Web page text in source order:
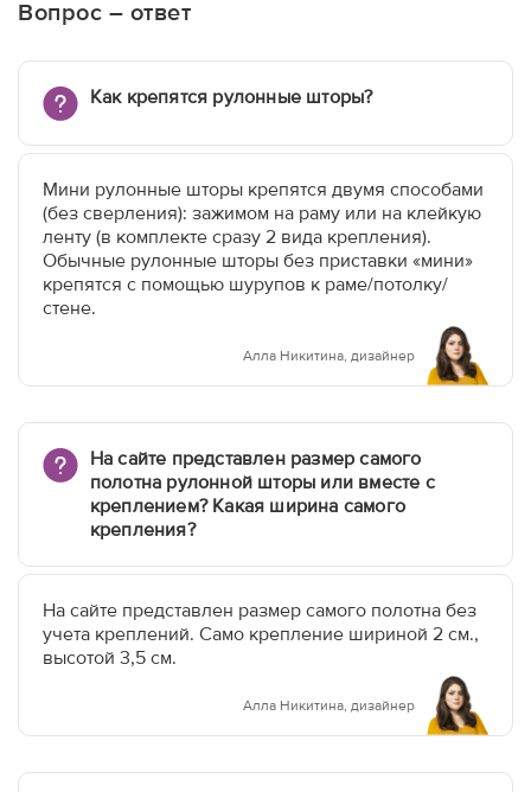
Вопрос – ответ
Как крепятся рулонные шторы?
Мини рулонные шторы крепятся двумя способами
(без сверления): зажимом на раму или на клейкую
ленту (в комплекте сразу 2 вида крепления).
Обычные рулонные шторы без приставки «мини»
крепятся с помощью шурупов к раме/потолку/
стене.
Алла Никитина, дизайнер
На сайте представлен размер самого
полотна рулонной шторы или вместе с
креплением? Какая ширина самого
крепления?
На сайте представлен размер самого полотна без
учета креплений. Само крепление шириной 2 см.,
высотой 3,5 см.
Алла Никитина, дизайнер